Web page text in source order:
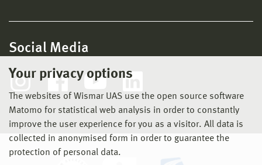
Your privacy options
The websites of Wismar UAS use the open source software
Matomo for statistical web analysis in order to constantly
improve the user experience for you as a visitor. All data is
collected in anonymised form in order to guarantee the
protection of personal data.
Social Media